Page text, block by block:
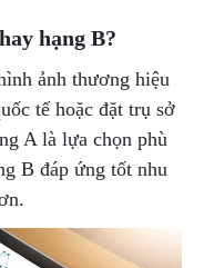
hạng B?
ảnh thương hiệu
tế hoặc đặt trụ sở
A là lựa chọn phù
B đáp ứng tốt nhu